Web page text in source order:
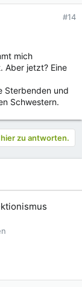
#14
mich
Aber jetzt? Eine
Sterbenden und
Schwestern.
zu antworten.